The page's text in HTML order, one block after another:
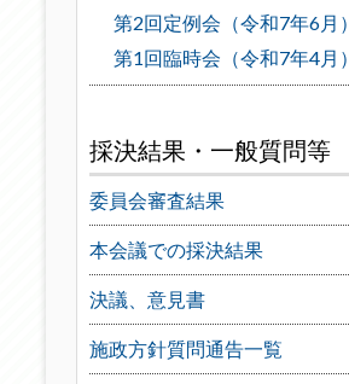
第2回定例会（令和7年6月）
第1回臨時会（令和7年4月）
採決結果・一般質問等
委員会審査結果
本会議での採決結果
決議、意見書
施政方針質問通告一覧